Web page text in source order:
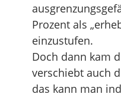
Prozent als
einzustufen.
Doch dann kam
verschiebt auch
das kann man